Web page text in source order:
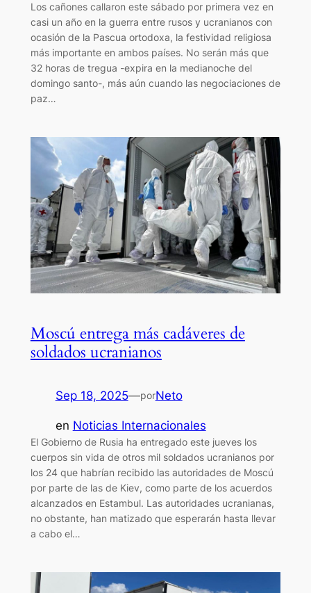
Los cañones callaron este sábado por primera vez en
casi un año en la guerra entre rusos y ucranianos con
ocasión de la Pascua ortodoxa, la festividad religiosa
más importante en ambos países. No serán más que
32 horas de tregua -expira en la medianoche del
domingo santo-, más aún cuando las negociaciones de
paz…
Moscú entrega más cadáveres de
soldados ucranianos
Sep 18, 2025—porNeto
en Noticias Internacionales
El Gobierno de Rusia ha entregado este jueves los
cuerpos sin vida de otros mil soldados ucranianos por
los 24 que habrían recibido las autoridades de Moscú
por parte de las de Kiev, como parte de los acuerdos
alcanzados en Estambul. Las autoridades ucranianas,
no obstante, han matizado que esperarán hasta llevar
a cabo el…